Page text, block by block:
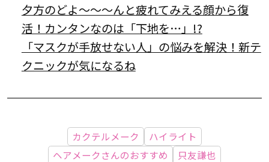
夕方のどよ〜〜〜んと疲れてみえる顔から復
活！カンタンなのは「下地を…」!?
「マスクが手放せない人」の悩みを解決！新テ
クニックが気になるね
カクテルメーク
ハイライト
ヘアメークさんのおすすめ
只友謙也